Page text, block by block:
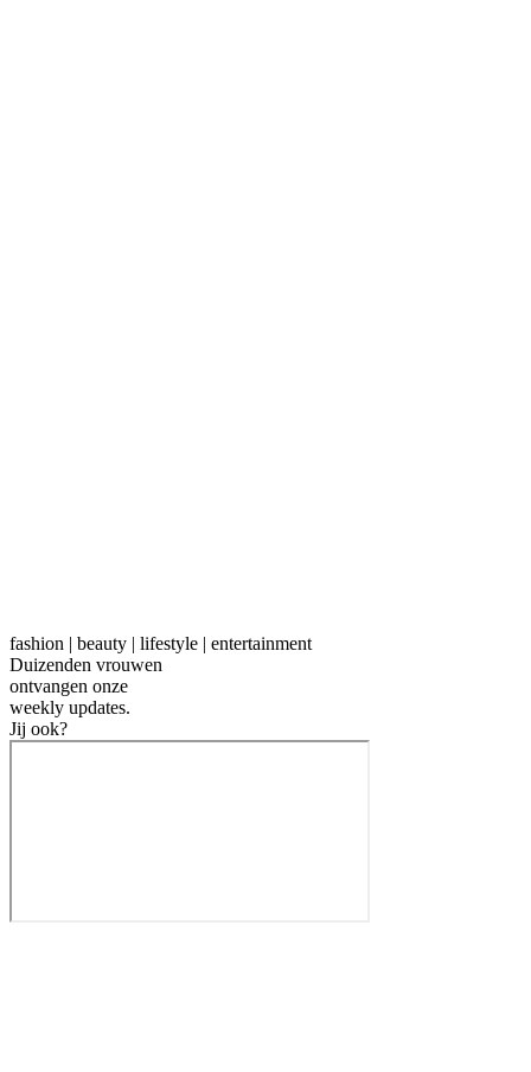
fashion | beauty | lifestyle | entertainment
Duizenden vrouwen
ontvangen onze
weekly updates.
Jij ook?